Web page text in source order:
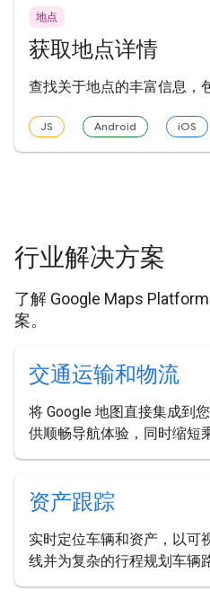
地点
获取地点详情
查找关于地点的丰富信息，
JS Android iOS
行业解决方案
了解 Google Maps
案。
交通运输和物流
将 Google 地图直接集成到
供顺畅导航体验，同时缩短
资产跟踪
实时定位车辆和资产，以可
线并为复杂的行程规划车辆